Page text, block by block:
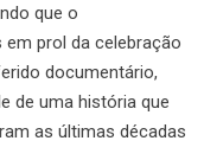
que o
prol da celebração
documentário,
de uma história que
as últimas décadas